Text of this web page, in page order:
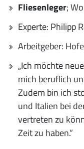
Fliesenleger;
Experte: Philipp
Arbeitgeber:
„Ich möchte
mich beruflich
Zudem bin ich
und Italien bei
vertreten zu
Zeit zu haben.“